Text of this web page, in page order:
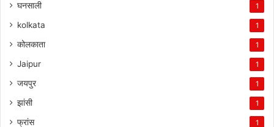
घनसाली 1
kolkata 1
कोलकाता 1
Jaipur 1
जयपुर 1
झांसी 1
फ्रांस 1